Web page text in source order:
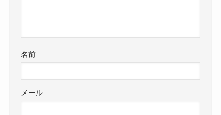
名前
メール